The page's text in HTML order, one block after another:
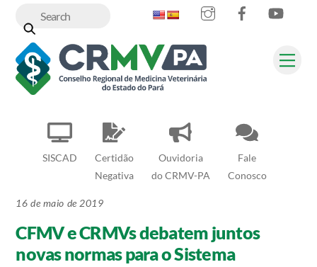
content
SISCAD
Certidão
Negativa
Ouvidoria
do CRMV-PA
Fale
Conosco
InstagramFacebook
16 de maio de 2019
CFMV e CRMVs debatem juntos
novas normas para o Sistema